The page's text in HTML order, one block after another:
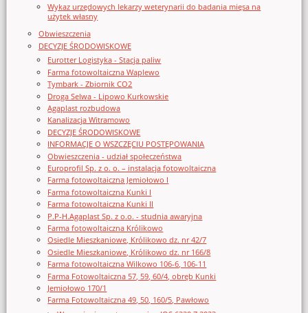
Wykaz urzędowych lekarzy weterynarii do badania mięsa na
użytek własny
Obwieszczenia
DECYZJE ŚRODOWISKOWE
Eurotter Logistyka - Stacja paliw
Farma fotowoltaiczna Waplewo
Tymbark - Zbiornik CO2
Droga Selwa - Lipowo Kurkowskie
Agaplast rozbudowa
Kanalizacja Witramowo
DECYZJE ŚRODOWISKOWE
INFORMACJE O WSZCZĘCIU POSTĘPOWANIA
Obwieszczenia - udział społeczeństwa
Europrofil Sp. z o. o. – instalacja fotowoltaiczna
Farma fotowoltaiczna Jemiołowo I
Farma fotowoltaiczna Kunki I
Farma fotowoltaiczna Kunki II
P.P-H.Agaplast Sp. z o.o. - studnia awaryjna
Farma fotowoltaiczna Królikowo
Osiedle Mieszkaniowe, Królikowo dz. nr 42/7
Osiedle Mieszkaniowe, Królikowo dz. nr 166/8
Farma fotowoltaiczna Wilkowo 106-6, 106-11
Farma Fotowoltaiczna 57, 59, 60/4, obręb Kunki
Jemiołowo 170/1
Farma Fotowoltaiczna 49, 50, 160/5, Pawłowo